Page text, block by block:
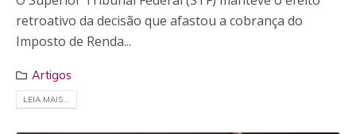
retroativo da decisão que afastou a cobrança do
Imposto de Renda...
Artigos
LEIA MAIS...